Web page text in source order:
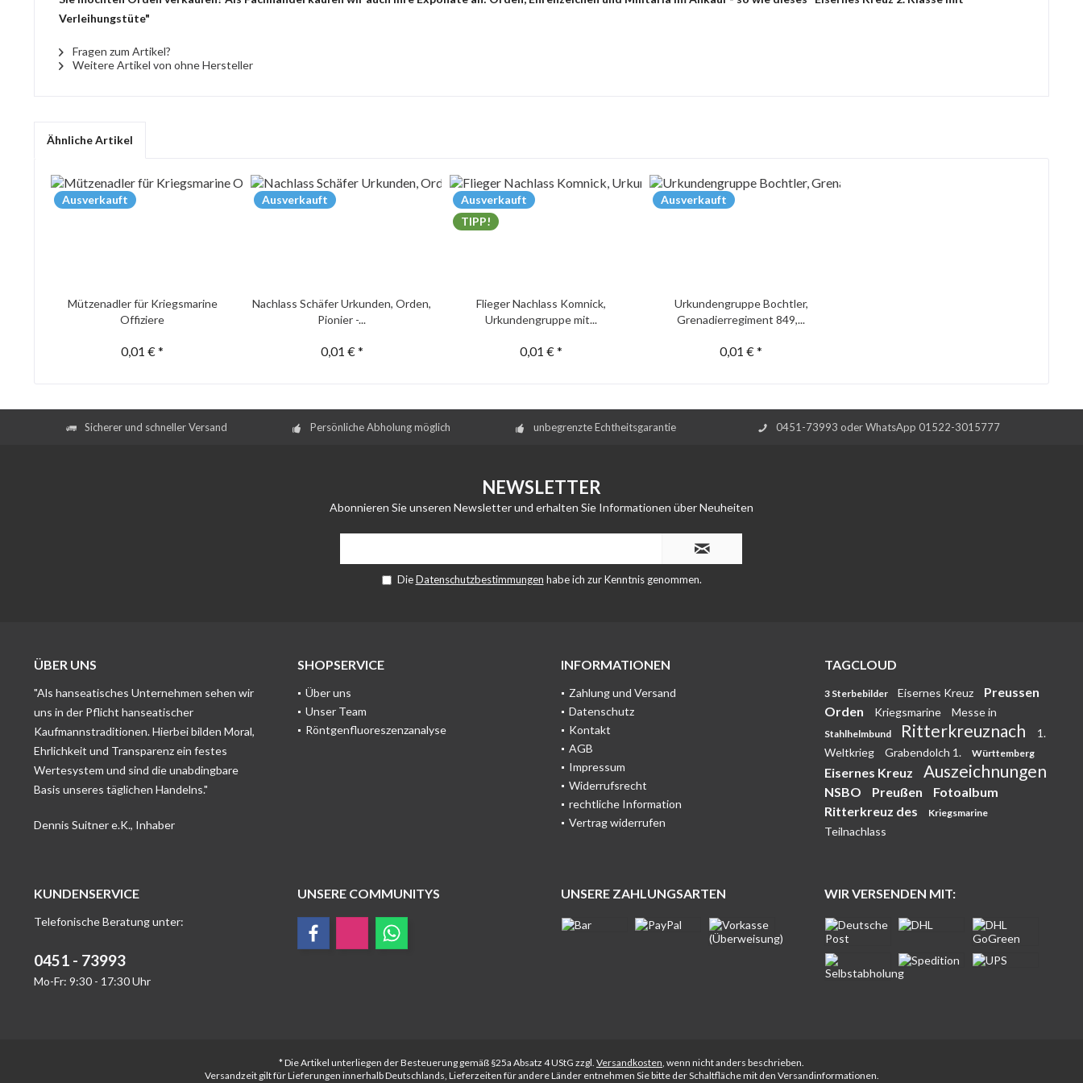
Verleihungstüte"
Fragen zum Artikel?
Weitere Artikel von ohne Hersteller
Ähnliche Artikel
Ausverkauft
Mützenadler für Kriegsmarine
Offiziere
0,01 € *
Ausverkauft
Nachlass Schäfer Urkunden, Orden,
Pionier -...
0,01 € *
Ausverkauft
TIPP!
Flieger Nachlass Komnick,
Urkundengruppe mit...
0,01 € *
Ausverkauft
Urkundengruppe Bochtler,
Grenadierregiment 849,...
0,01 € *
Sicherer und schneller Versand Persönliche Abholung möglich unbegrenzte Echtheitsgarantie 0451-73993 oder WhatsApp 01522-3015777
NEWSLETTER
Abonnieren Sie unseren Newsletter und erhalten Sie Informationen über Neuheiten
DieDatenschutzbestimmungen habe ich zur Kenntnis genommen.
ÜBER UNS
"Als hanseatisches Unternehmen sehen wir
uns in der Pflicht hanseatischer
Kaufmannstraditionen. Hierbei bilden Moral,
Ehrlichkeit und Transparenz ein festes
Wertesystem und sind die unabdingbare
Basis unseres täglichen Handelns."
Dennis Suitner e.K., Inhaber
SHOPSERVICE
Über uns
Unser Team
Röntgenfluoreszenzanalyse
INFORMATIONEN
Zahlung und Versand
Datenschutz
Kontakt
AGB
Impressum
Widerrufsrecht
rechtliche Information
Vertrag widerrufen
TAGCLOUD
3 Sterbebilder Eisernes Kreuz
Preussen
Orden
Kriegsmarine Messe in
Stahlhelmbund Ritterkreuznach
1.
Weltkrieg
Grabendolch 1. Württemberg
Eisernes Kreuz Auszeichnungen
NSBO Preußen
Fotoalbum
Ritterkreuz des
Kriegsmarine
Teilnachlass
KUNDENSERVICE
Telefonische Beratung unter:
0451 - 73993
Mo-Fr: 9:30 - 17:30 Uhr
UNSERE COMMUNITYS UNSERE ZAHLUNGSARTEN WIR VERSENDEN MIT:
* Die Artikel unterliegen der Besteuerung gemäß §25a Absatz 4 UStG zzgl. Versandkosten, wenn nicht anders beschrieben.
Versandzeit gilt für Lieferungen innerhalb Deutschlands, Lieferzeiten für andere Länder entnehmen Sie bitte der Schaltfläche mit den Versandinformationen.